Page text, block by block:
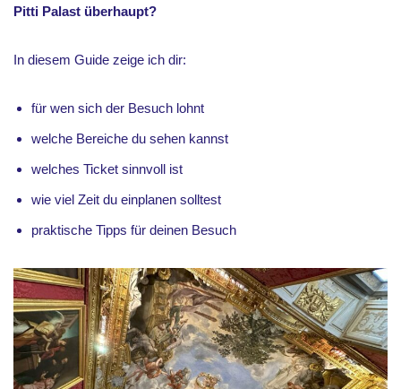
Pitti Palast überhaupt?
In diesem Guide zeige ich dir:
für wen sich der Besuch lohnt
welche Bereiche du sehen kannst
welches Ticket sinnvoll ist
wie viel Zeit du einplanen solltest
praktische Tipps für deinen Besuch